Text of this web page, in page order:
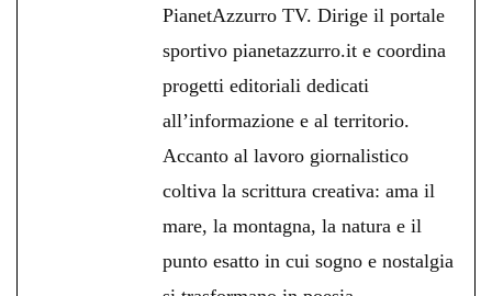
PianetAzzurro TV. Dirige il portale
sportivo pianetazzurro.it e coordina
progetti editoriali dedicati
all’informazione e al territorio.
Accanto al lavoro giornalistico
coltiva la scrittura creativa: ama il
mare, la montagna, la natura e il
punto esatto in cui sogno e nostalgia